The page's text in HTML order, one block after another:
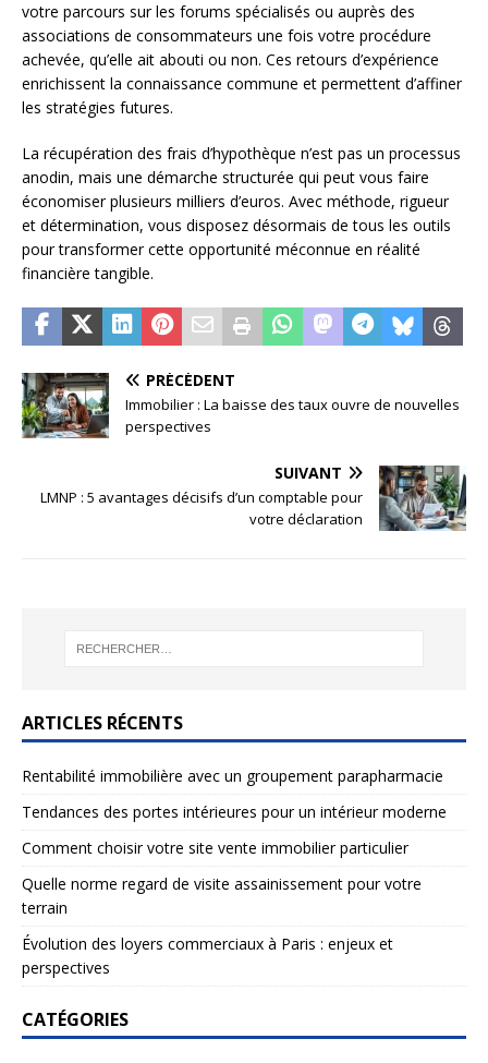
votre parcours sur les forums spécialisés ou auprès des
associations de consommateurs une fois votre procédure
achevée, qu’elle ait abouti ou non. Ces retours d’expérience
enrichissent la connaissance commune et permettent d’affiner
les stratégies futures.
La récupération des frais d’hypothèque n’est pas un processus
anodin, mais une démarche structurée qui peut vous faire
économiser plusieurs milliers d’euros. Avec méthode, rigueur
et détermination, vous disposez désormais de tous les outils
pour transformer cette opportunité méconnue en réalité
financière tangible.
PRÉCÉDENT
Immobilier : La baisse des taux ouvre de nouvelles
perspectives
SUIVANT
LMNP : 5 avantages décisifs d’un comptable pour
votre déclaration
ARTICLES RÉCENTS
Rentabilité immobilière avec un groupement parapharmacie
Tendances des portes intérieures pour un intérieur moderne
Comment choisir votre site vente immobilier particulier
Quelle norme regard de visite assainissement pour votre
terrain
Évolution des loyers commerciaux à Paris : enjeux et
perspectives
CATÉGORIES